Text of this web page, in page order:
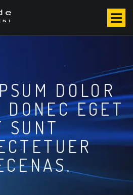
DOLOR
EGET
SUNT